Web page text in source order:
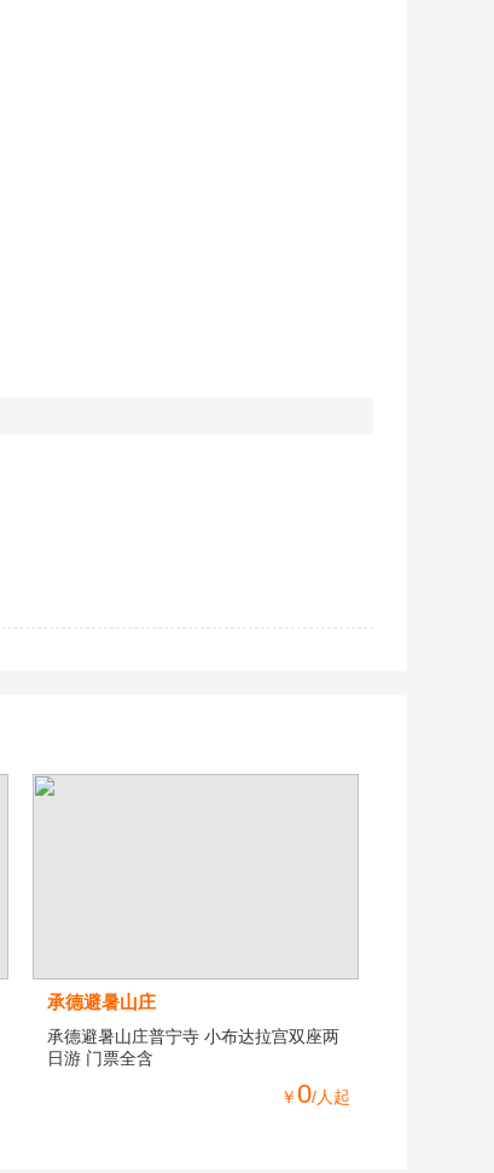
承德避暑山庄
承德避暑山庄普宁寺 小布达拉宫双座两
日游 门票全含
￥0/人起